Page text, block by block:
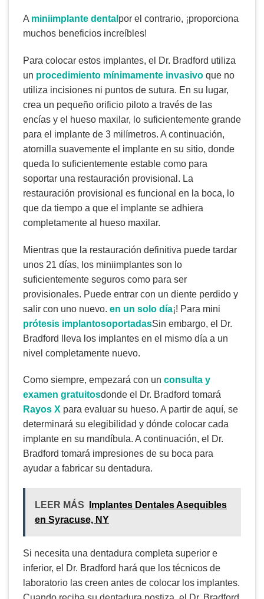
A miniimplante dental por el contrario, ¡proporciona
muchos beneficios increíbles!
Para colocar estos implantes, el Dr. Bradford utiliza
un procedimiento mínimamente invasivo que no
utiliza incisiones ni puntos de sutura. En su lugar,
crea un pequeño orificio piloto a través de las
encías y el hueso maxilar, lo suficientemente grande
para el implante de 3 milímetros. A continuación,
atornilla suavemente el implante en su sitio, donde
queda lo suficientemente estable como para
soportar una restauración provisional. La
restauración provisional es funcional en la boca, lo
que da tiempo a que el implante se adhiera
completamente al hueso maxilar.
Mientras que la restauración definitiva puede tardar
unos 21 días, los miniimplantes son lo
suficientemente seguros como para ser
provisionales. Puede entrar con un diente perdido y
salir con uno nuevo. en un solo día¡! Para mini
prótesis implantosoportadasSin embargo, el Dr.
Bradford lleva los implantes en el mismo día a un
nivel completamente nuevo.
Como siempre, empezará con un consulta y
examen gratuitosdonde el Dr. Bradford tomará
Rayos X para evaluar su hueso. A partir de aquí, se
determinará su elegibilidad y dónde colocar cada
implante en su mandíbula. A continuación, el Dr.
Bradford tomará impresiones de su boca para
ayudar a fabricar su dentadura.
LEER MÁS
Implantes Dentales Asequibles
en Syracuse, NY
Si necesita una dentadura completa superior e
inferior, el Dr. Bradford hará que los técnicos de
laboratorio las creen antes de colocar los implantes.